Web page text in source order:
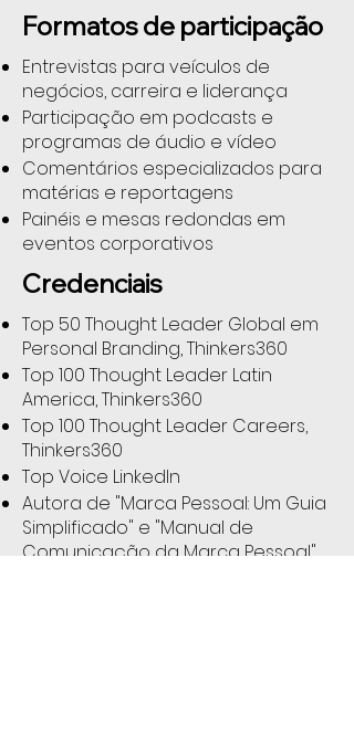
Formatos de participação
Entrevistas para veículos de
negócios, carreira e liderança
Participação em podcasts e
programas de áudio e vídeo
Comentários especializados para
matérias e reportagens
Painéis e mesas redondas em
eventos corporativos
Credenciais
Top 50 Thought Leader Global em
Personal Branding, Thinkers360
Top 100 Thought Leader Latin
America, Thinkers360
Top 100 Thought Leader Careers,
Thinkers360
Top Voice LinkedIn
Autora de "Marca Pessoal: Um Guia
Simplificado" e "Manual de
Comunicação da Marca Pessoal"